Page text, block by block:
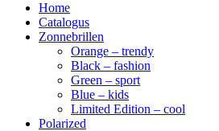
Home
Catalogus
Zonnebrillen
Orange – trendy
Black – fashion
Green – sport
Blue – kids
Limited Edition – cool
Polarized